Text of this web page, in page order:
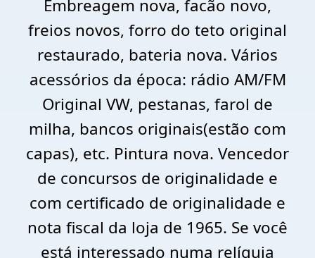
Embreagem nova, facão novo,
freios novos, forro do teto original
restaurado, bateria nova. Vários
acessórios da época: rádio AM/FM
Original VW, pestanas, farol de
milha, bancos originais(estão com
capas), etc. Pintura nova. Vencedor
de concursos de originalidade e
com certificado de originalidade e
nota fiscal da loja de 1965. Se você
está interessado numa relíquia